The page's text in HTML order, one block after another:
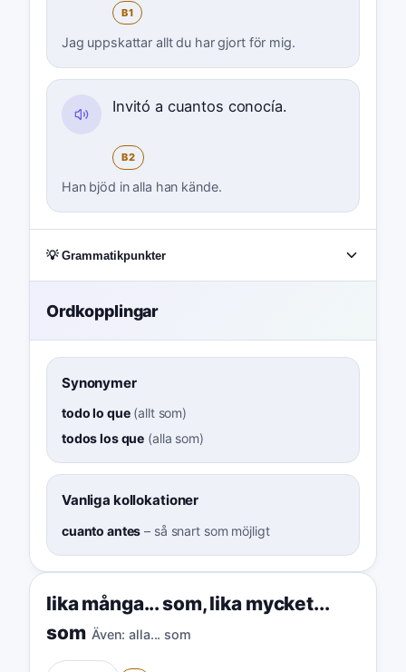
B1
Jag uppskattar allt du har gjort för mig.
Invitó a cuantos conocía.
B2
Han bjöd in alla han kände.
💡 Grammatikpunkter
Ordkopplingar
Synonymer
todo lo que(allt som)
todos los que (alla som)
Vanliga kollokationer
cuanto antes – så snart som möjligt
lika många... som,lika mycket...
som Även: alla... som